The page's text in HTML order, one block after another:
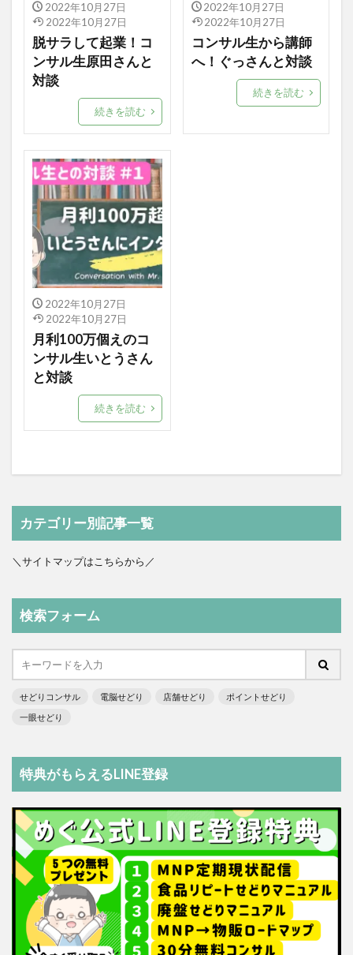
2022年10月27日
2022年10月27日
脱サラして起業！コ
ンサル生原田さんと
対談
続きを読む
2022年10月27日
2022年10月27日
コンサル生から講師
へ！ぐっさんと対談
続きを読む
2022年10月27日
2022年10月27日
月利100万個えのコ
ンサル生いとうさん
と対談
続きを読む
カテゴリー別記事一覧
＼サイトマップはこちらから／
検索フォーム
せどりコンサル 電脳せどり 店舗せどり
ポイントせどり
一眼せどり
特典がもらえるLINE登録